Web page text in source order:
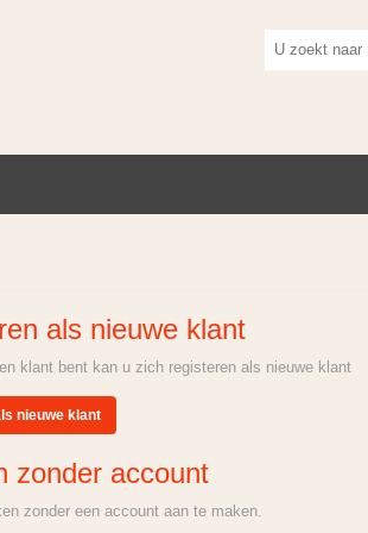
als nieuwe klant
klant bent kan u zich registeren als nieuwe klant
nieuwe klant
zonder account
zonder een account aan te maken.